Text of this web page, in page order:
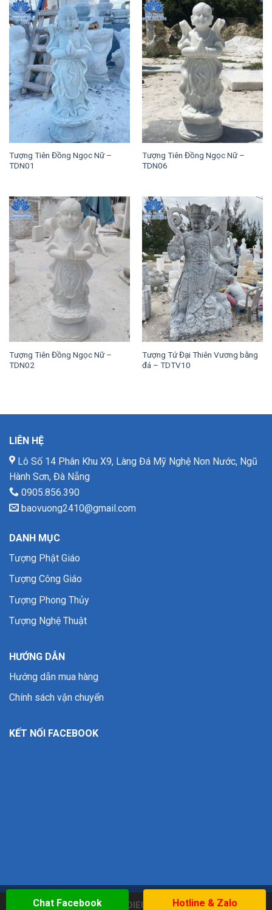
Tượng Tiên Đồng Ngọc Nữ –
TDN01
Tượng Tiên Đồng Ngọc Nữ –
TDN06
Tượng Tiên Đồng Ngọc Nữ –
TDN02
Tượng Tứ Đại Thiên Vương bằng
đá – TDTV10
LIÊN HỆ
Lô Số 14 Phân Khu X9, Làng Đá Mỹ Nghệ Non Nước, Ngũ
Hành Sơn, Đà Nẵng
0905.856.390
baovuong2410@gmail.com
DANH MỤC
Tượng Phật Giáo
Tượng Công Giáo
Tượng Phong Thủy
Tượng Nghệ Thuật
HƯỚNG DẪN
Hướng dẫn mua hàng
Chính sách vận chuyển
KẾT NỐI FACEBOOK
Copyright 2026 © WWW.DIEUKHACBAOVUONG.COM
Chat Facebook Hotline & Zalo